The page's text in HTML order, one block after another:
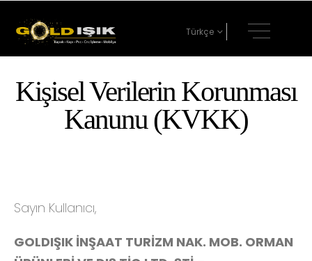
Türkçe
Kişisel Verilerin Korunması
Kanunu (KVKK)
Sayın Kullanıcı,
GOLDIŞIK İNŞAAT TURİZM NAK. MOB. ORMAN